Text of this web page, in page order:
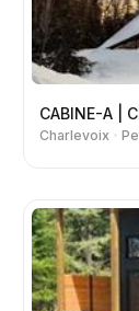
CABINE-A |
Charlevoix